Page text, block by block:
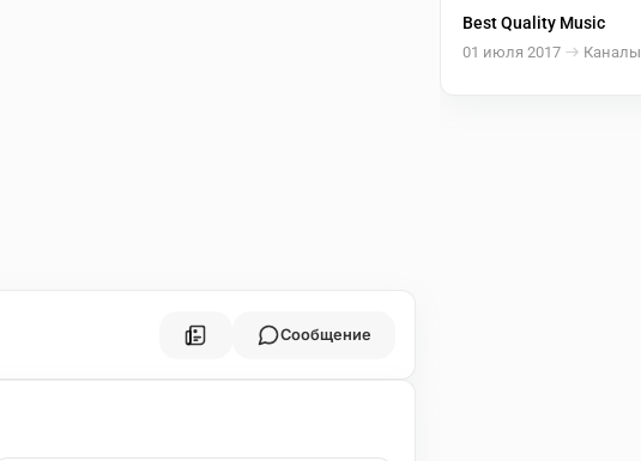
Сообщение
Best Quality Music
01 июля 2017 Каналы